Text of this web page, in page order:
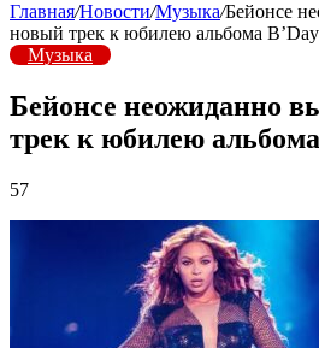
Главная/Новости/Музыка/Бейонсе
новый трек к юбилею альбома B’Day
Музыка
Бейонсе неожиданно
трек к юбилею
57